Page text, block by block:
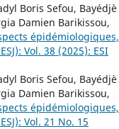
Boris Sefou, Bayédjè
Damien Barikissou,
épidémiologiques,
Vol. 38 (2025): ESI
Boris Sefou, Bayédjè
Damien Barikissou,
épidémiologiques,
Vol. 21 No. 15